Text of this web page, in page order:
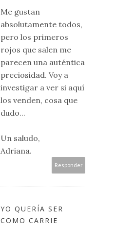
Me gustan
absolutamente todos,
pero los primeros
rojos que salen me
parecen una auténtica
preciosidad. Voy a
investigar a ver si aquí
los venden, cosa que
dudo...
Un saludo,
Adriana.
Responder
YO QUERÍA SER
COMO CARRIE